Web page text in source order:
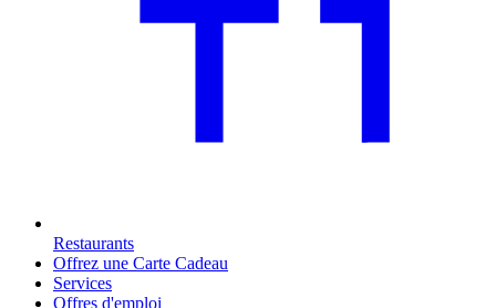
Restaurants
Offrez une Carte Cadeau
Services
Offres d'emploi